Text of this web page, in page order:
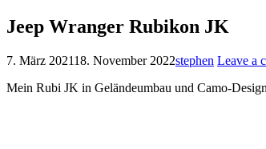
Jeep Wranger Rubikon JK
7. März 202118. November 2022stephen Leave a
Mein Rubi JK in Geländeumbau und Camo-